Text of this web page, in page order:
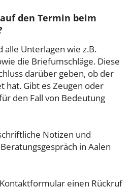
den Termin beim
alle Unterlagen wie z.B.
die Briefumschläge. Diese
darüber geben, ob der
hat. Gibt es Zeugen oder
den Fall von Bedeutung
Notizen und
in Aalen
einen Rückruf